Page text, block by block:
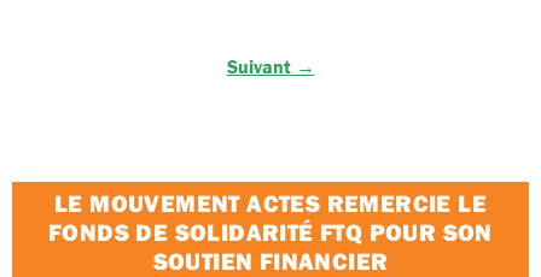
Suivant →
LE MOUVEMENT ACTES REMERCIE LE
FONDS DE SOLIDARITÉ FTQ POUR SON
SOUTIEN FINANCIER